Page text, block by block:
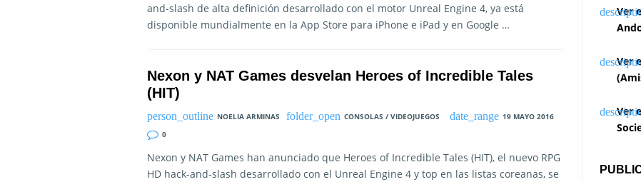
and-slash de alta definición desarrollado con el motor Unreal Engine 4, ya está
disponible mundialmente en la App Store para iPhone e iPad y en Google …
Nexon y NAT Games desvelan Heroes of Incredible Tales
(HIT)
NOELIA ARMINAS CONSOLAS / VIDEOJUEGOS
19 MAYO 2016
0
Nexon y NAT Games han anunciado que Heroes of Incredible Tales (HIT), el nuevo RPG
HD hack-and-slash desarrollado con el Unreal Engine 4 y top en las listas coreanas, se
Ver
Ver
Ver